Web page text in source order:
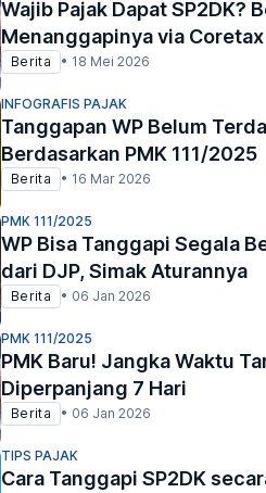
Wajib Pajak Dapat SP2DK?
Menanggapinya via Coretax
Berita • 18 Mei 2026
INFOGRAFIS PAJAK
Tanggapan WP Belum
Berdasarkan PMK 111/2025
Berita • 16 Mar 2026
PMK 111/2025
WP Bisa Tanggapi Segala
dari DJP, Simak Aturannya
Berita • 06 Jan 2026
PMK 111/2025
PMK Baru! Jangka Waktu
Diperpanjang 7 Hari
Berita • 06 Jan 2026
TIPS PAJAK
Cara Tanggapi SP2DK